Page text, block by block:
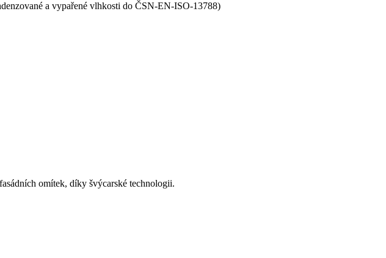
a vypařené vlhkosti do ČSN-EN-ISO-13788)
omítek, díky švýcarské technologii.